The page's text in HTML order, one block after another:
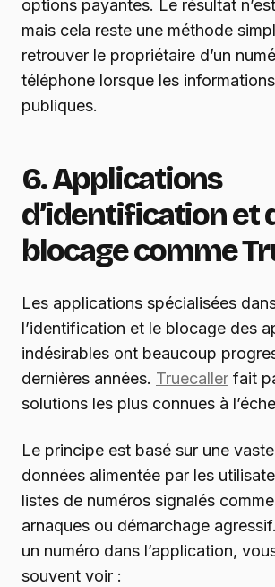
options payantes. Le résultat
mais cela reste une méthode
retrouver le propriétaire d’un
téléphone lorsque les
publiques.
6. Applications
d’identification et
blocage comme
Les applications spécialisées
l’identification et le blocage des
indésirables ont beaucoup
dernières années. Truecaller fait
solutions les plus connues à
Le principe est basé sur une
données alimentée par les
listes de numéros signalés
arnaques ou démarchage
un numéro dans l’application,
souvent voir :